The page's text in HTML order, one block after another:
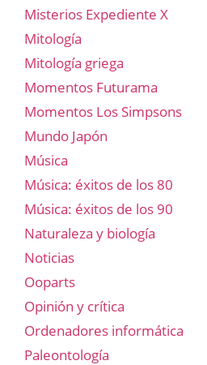
Misterios Expediente X
Mitología
Mitología griega
Momentos Futurama
Momentos Los Simpsons
Mundo Japón
Música
Música: éxitos de los 80
Música: éxitos de los 90
Naturaleza y biología
Noticias
Ooparts
Opinión y crítica
Ordenadores informática
Paleontología